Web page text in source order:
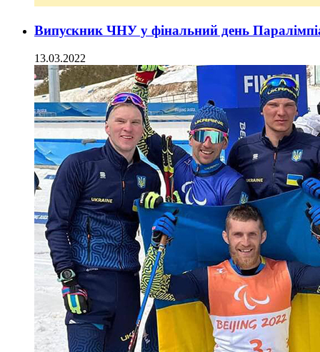
Випускник ЧНУ у фінальний день
13.03.2022